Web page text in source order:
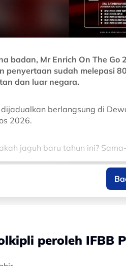
badan, Mr Enrich On The
penyertaan sudah melepasi
dan luar negara.
berlangsung di
2026.
jaguh baru tahun ini?
peroleh IFBB